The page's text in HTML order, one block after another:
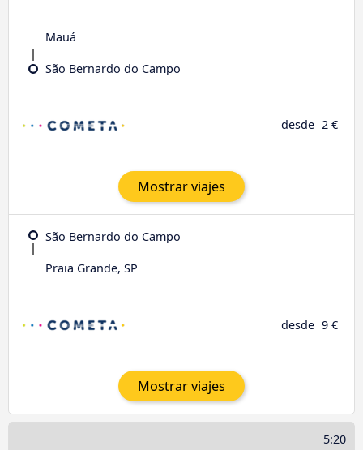
Mauá
São Bernardo do Campo
desde 2 €
Mostrar viajes
São Bernardo do Campo
Praia Grande, SP
desde 9 €
Mostrar viajes
5:20